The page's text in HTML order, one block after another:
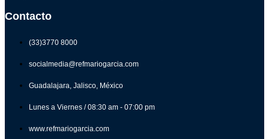
Contacto
(33)3770 8000
socialmedia@refmariogarcia.com
Guadalajara, Jalisco, México
Lunes a Viernes / 08:30 am - 07:00 pm
www.refmariogarcia.com